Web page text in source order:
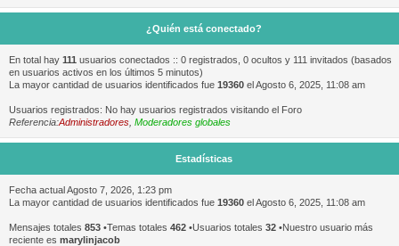
¿Quién está conectado?
En total hay 111 usuarios conectados :: 0 registrados, 0 ocultos y 111 invitados (basados
en usuarios activos en los últimos 5 minutos)
La mayor cantidad de usuarios identificados fue 19360 el Agosto 6, 2025, 11:08 am
Usuarios registrados: No hay usuarios registrados visitando el Foro
Referencia:Administradores Moderadores globales
Estadísticas
Fecha actual Agosto 7, 2026, 1:23 pm
La mayor cantidad de usuarios identificados fue 19360 el Agosto 6, 2025, 11:08 am
Mensajes totales 853 •Temas totales 462 •Usuarios totales 32 •Nuestro usuario más
reciente es marylinjacob